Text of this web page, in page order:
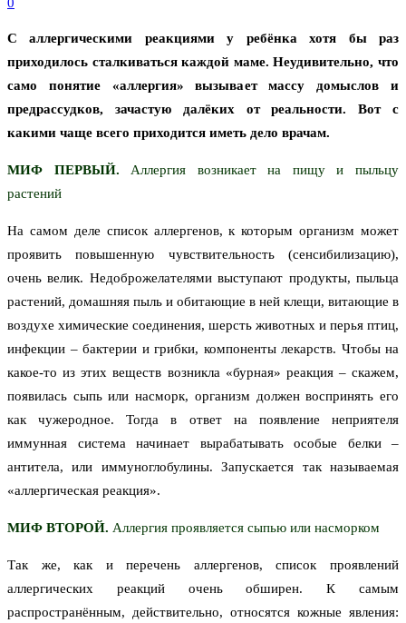
0
С аллергическими реакциями у ребёнка хотя бы раз
приходилось сталкиваться каждой маме. Неудивительно, что
само понятие «аллергия» вызывает массу домыслов и
предрассудков, зачастую далёких от реальности. Вот с
какими чаще всего приходится иметь дело врачам.
МИФ ПЕРВЫЙ.Аллергия возникает на пищу и пыльцу
растений
На самом деле список аллергенов, к которым организм может
проявить повышенную чувствительность (сенсибилизацию),
очень велик. Недоброжелателями выступают продукты, пыльца
растений, домашняя пыль и обитающие в ней клещи, витающие в
воздухе химические соединения, шерсть животных и перья птиц,
инфекции – бактерии и грибки, компоненты лекарств. Чтобы на
какое-то из этих веществ возникла «бурная» реакция – скажем,
появилась сыпь или насморк, организм должен воспринять его
как чужеродное. Тогда в ответ на появление неприятеля
иммунная система начинает вырабатывать особые белки –
антитела, или иммуноглобулины. Запускается так называемая
«аллергическая реакция».
МИФ ВТОРОЙ. Аллергия проявляется сыпью или насморком
Так же, как и перечень аллергенов, список проявлений
аллергических реакций очень обширен. К самым
распространённым, действительно, относятся кожные явления: